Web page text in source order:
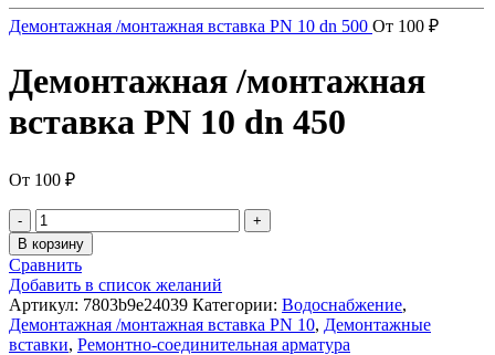
Демонтажная /монтажная вставка PN 10 dn 500 От 100 ₽
Демонтажная /монтажная
вставка PN 10 dn 450
От 100 ₽
В корзину
Сравнить
Добавить в список желаний
Артикул: 7803b9e24039 Категории: Водоснабжение,
Демонтажная /монтажная вставка PN 10, Демонтажные
вставки, Ремонтно-соединительная арматура